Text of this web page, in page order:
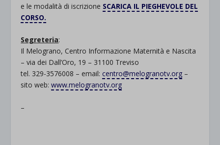
e le modalità di iscrizione SCARICA IL PIEGHEVOLE DEL
CORSO.
Segreteria:
Il Melograno, Centro Informazione Maternità e Nascita
– via dei Dall’Oro, 19 – 31100 Treviso
tel. 329-3576008 – email:centro@melogranotv.org –
sito web:www.melogranotv.org
–